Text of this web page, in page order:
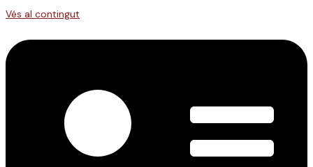
Vés al contingut